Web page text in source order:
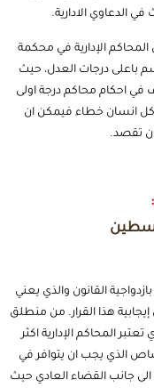
في الدعاوي الادارية.
المحاكم الإدارية في محكمة
باعلى درجات العدل، حيث
في احكام محاكم درجة اولى
كل انسان خطاء فيمكن ان
تقصد.
القانون والذي يعني
إيجابية هذا القرار. من منطلق
المحاكم الإدارية اكثر
الذي يجب ان يتوافر في
جانب القضاء العادي حيث